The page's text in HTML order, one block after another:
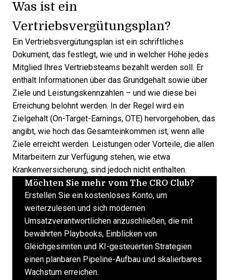
Was ist ein
Vertriebsvergütungsplan?
Ein Vertriebsvergütungsplan ist ein schriftliches
Dokument, das festlegt, wie und in welcher Höhe jedes
Mitglied Ihres Vertriebsteams bezahlt werden soll. Er
enthält Informationen über das Grundgehalt sowie über
Ziele und Leistungskennzahlen – und wie diese bei
Erreichung belohnt werden. In der Regel wird ein
Zielgehalt (On-Target-Earnings, OTE) hervorgehoben, das
angibt, wie hoch das Gesamteinkommen ist, wenn alle
Ziele erreicht werden. Leistungen oder Vorteile, die allen
Mitarbeitern zur Verfügung stehen, wie etwa
Krankenversicherung, sind jedoch nicht enthalten.
Möchten Sie mehr vom The CRO Club?
Erstellen Sie ein kostenloses Konto, um
weiterzulesen und sich modernen
Umsatzverantwortlichen anzuschließen, die mit
bewährten Playbooks, Einblicken von
Gleichgesinnten und KI-gesteuerten Strategien
einen planbaren Pipeline-Aufbau und skalierbares
Wachstum erreichen.